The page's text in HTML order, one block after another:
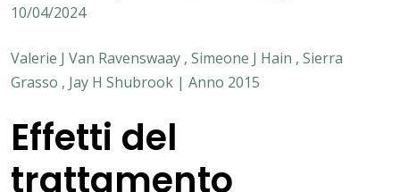
10/04/2024
Valerie J Van Ravenswaay , Simeone J Hain , Sierra
Grasso , Jay H Shubrook | Anno 2015
Effetti del
trattamento